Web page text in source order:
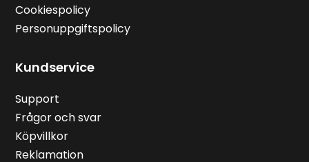
Cookiespolicy
Personuppgiftspolicy
Kundservice
Support
Frågor och svar
Köpvillkor
Reklamation